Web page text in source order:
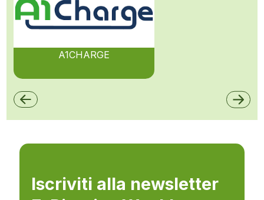
A1CHARGE
Iscriviti alla newsletter